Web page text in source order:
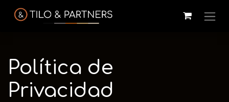
Política de
Privacidad